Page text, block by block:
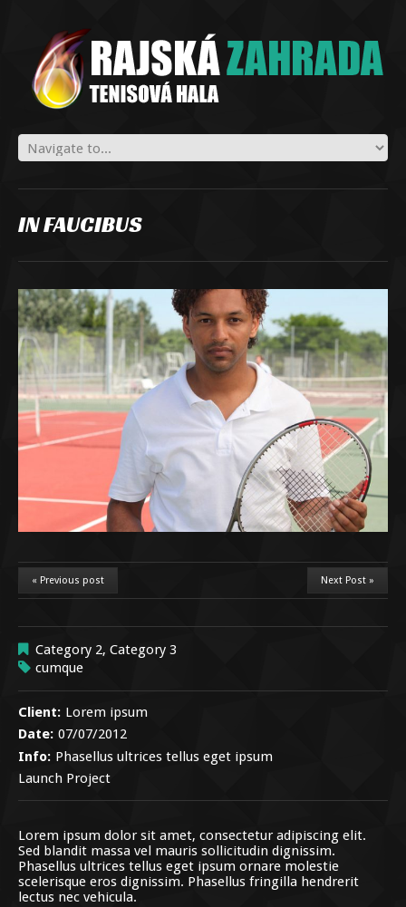
IN FAUCIBUS
« Previous post Next Post »
Category 2, Category 3
cumque
Client: Lorem ipsum
Date: 07/07/2012
Info: Phasellus ultrices tellus eget ipsum
Launch Project
Lorem ipsum dolor sit amet, consectetur adipiscing elit.
Sed blandit massa vel mauris sollicitudin dignissim.
Phasellus ultrices tellus eget ipsum ornare molestie
scelerisque eros dignissim. Phasellus fringilla hendrerit
lectus nec vehicula.